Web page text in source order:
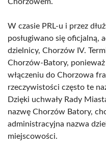
W czasie PRL-u i przez
posługiwano się oficjalną,
dzielnicy, Chorzów IV.
Chorzów-Batory,
włączeniu do Chorzowa
rzeczywistości często te
Dzięki uchwały Rady
nazwę Chorzów Batory,
administracyjna nazwa
miejscowości.